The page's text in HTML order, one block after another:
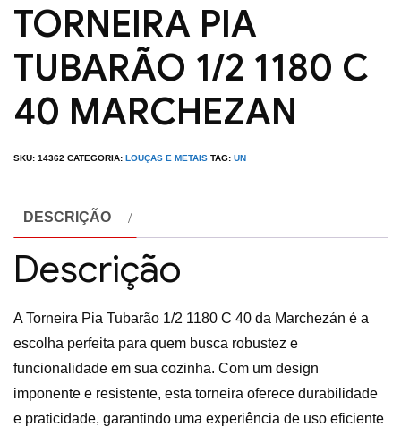
TORNEIRA PIA
TUBARÃO 1/2 1180 C
40 MARCHEZAN
SKU: 14362 CATEGORIA: LOUÇAS E METAIS TAG: UN
DESCRIÇÃO
Descrição
A Torneira Pia Tubarão 1/2 1180 C 40 da Marchezán é a
escolha perfeita para quem busca robustez e
funcionalidade em sua cozinha. Com um design
imponente e resistente, esta torneira oferece durabilidade
e praticidade, garantindo uma experiência de uso eficiente